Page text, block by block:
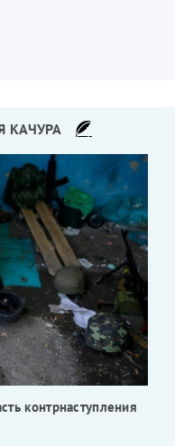
КАЧУРА
контрнаступления